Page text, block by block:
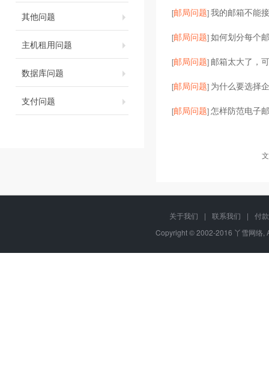
其他问题
主机租用问题
数据库问题
支付问题
[邮局问题]我的邮箱不能
[邮局问题]如何划分每个
[邮局问题] 邮箱太大了，
[邮局问题] 为什么要选择
[邮局问题]怎样防范电子
关于我们 | 联系我们 |
付
Copyright © 2002-2016 丫雪网络